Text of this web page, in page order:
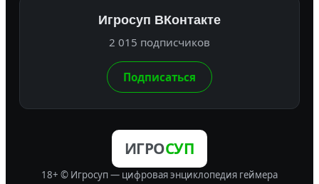
Игросуп ВКонтакте
2 015 подписчиков
Подписаться
ИГРОСУП
18+ © Игросуп — цифровая энциклопедия геймера